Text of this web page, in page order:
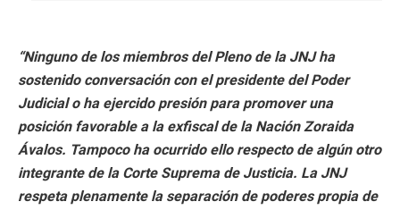
“Ninguno de los miembros del Pleno de la JNJ ha
sostenido conversación con el presidente del Poder
Judicial o ha ejercido presión para promover una
posición favorable a la exfiscal de la Nación Zoraida
Ávalos. Tampoco ha ocurrido ello respecto de algún otro
integrante de la Corte Suprema de Justicia. La JNJ
respeta plenamente la separación de poderes propia de